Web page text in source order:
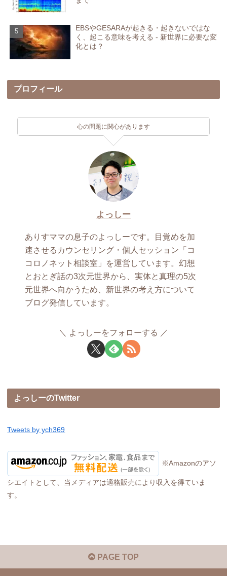
EBSやGESARAが起きる・起きないではな
く、起こる意味を考える - 新世界に必要な変
化とは？
プロフィール
心の問題に関心があります
よっしー
ありすママの息子のよっしーです。目覚めを加
速させるカウンセリング・個人セッション「コ
コロノネット相談室」を運営しています。幻想
とおとぎ話の3次元世界から、実体と真理の5次
元世界へ向かうため、新世界の考え方について
ブログ発信しています。
よっしーをフォローする
よっしーのTwitter
Tweets by ych369
※Amazonのアソ
シエイトとして、当メディアは適格販売により収入を得ていま
す。
PAGE TOP